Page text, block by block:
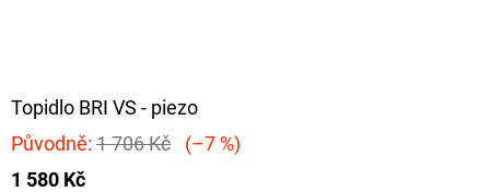
Topidlo BRI VS - piezo
Původně: 1 706 Kč
(–7 %)
1 580 Kč